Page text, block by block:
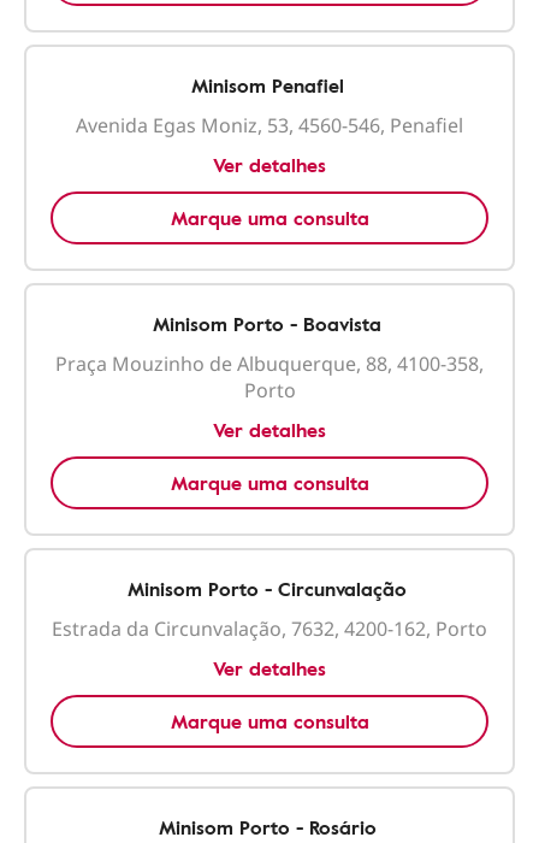
Minisom Penafiel
Avenida Egas Moniz, 53, 4560-546, Penafiel
Ver detalhes
Marque uma consulta
Minisom Porto - Boavista
Praça Mouzinho de Albuquerque, 88, 4100-358,
Porto
Ver detalhes
Marque uma consulta
Minisom Porto - Circunvalação
Estrada da Circunvalação, 7632, 4200-162, Porto
Ver detalhes
Marque uma consulta
Minisom Porto - Rosário